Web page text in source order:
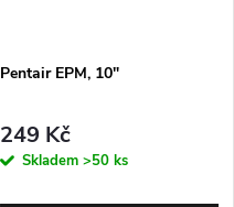
Pentair EPM, 10"
249 Kč
Skladem >50 ks